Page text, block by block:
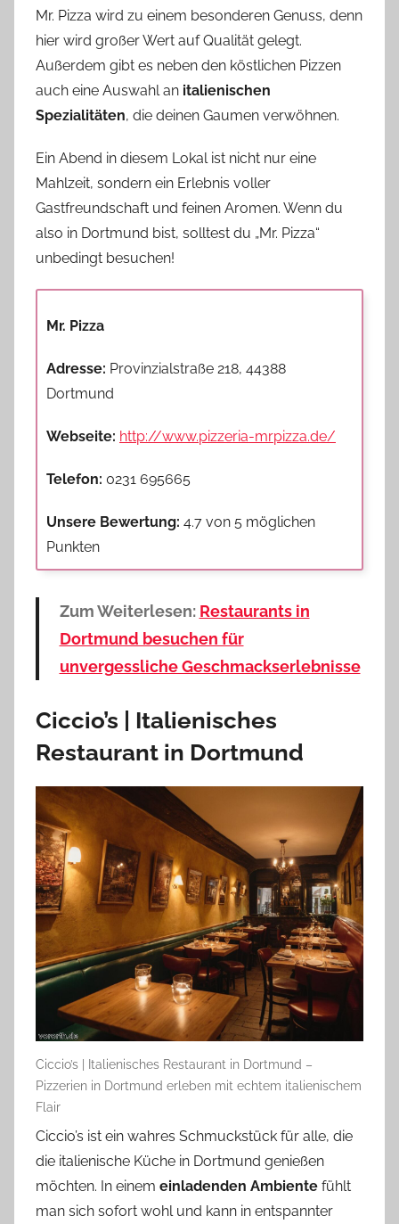
Mr. Pizza wird zu einem besonderen Genuss, denn
hier wird großer Wert auf Qualität gelegt.
Außerdem gibt es neben den köstlichen Pizzen
auch eine Auswahl an italienischen
Spezialitäten, die deinen Gaumen verwöhnen.
Ein Abend in diesem Lokal ist nicht nur eine
Mahlzeit, sondern ein Erlebnis voller
Gastfreundschaft und feinen Aromen. Wenn du
also in Dortmund bist, solltest du „Mr. Pizza“
unbedingt besuchen!
Mr. Pizza
Adresse: Provinzialstraße 218, 44388
Dortmund
Webseite: http://www.pizzeria-mrpizza.de/
Telefon: 0231 695665
Unsere Bewertung: 4.7 von 5 möglichen
Punkten
Zum Weiterlesen: Restaurants in
Dortmund besuchen für
unvergessliche Geschmackserlebnisse
Ciccio’s | Italienisches
Restaurant in Dortmund
Ciccio’s | Italienisches Restaurant in Dortmund –
Pizzerien in Dortmund erleben mit echtem italienischem
Flair
Ciccio’s ist ein wahres Schmuckstück für alle, die
die italienische Küche in Dortmund genießen
möchten. In einem einladenden Ambiente fühlt
man sich sofort wohl und kann in entspannter